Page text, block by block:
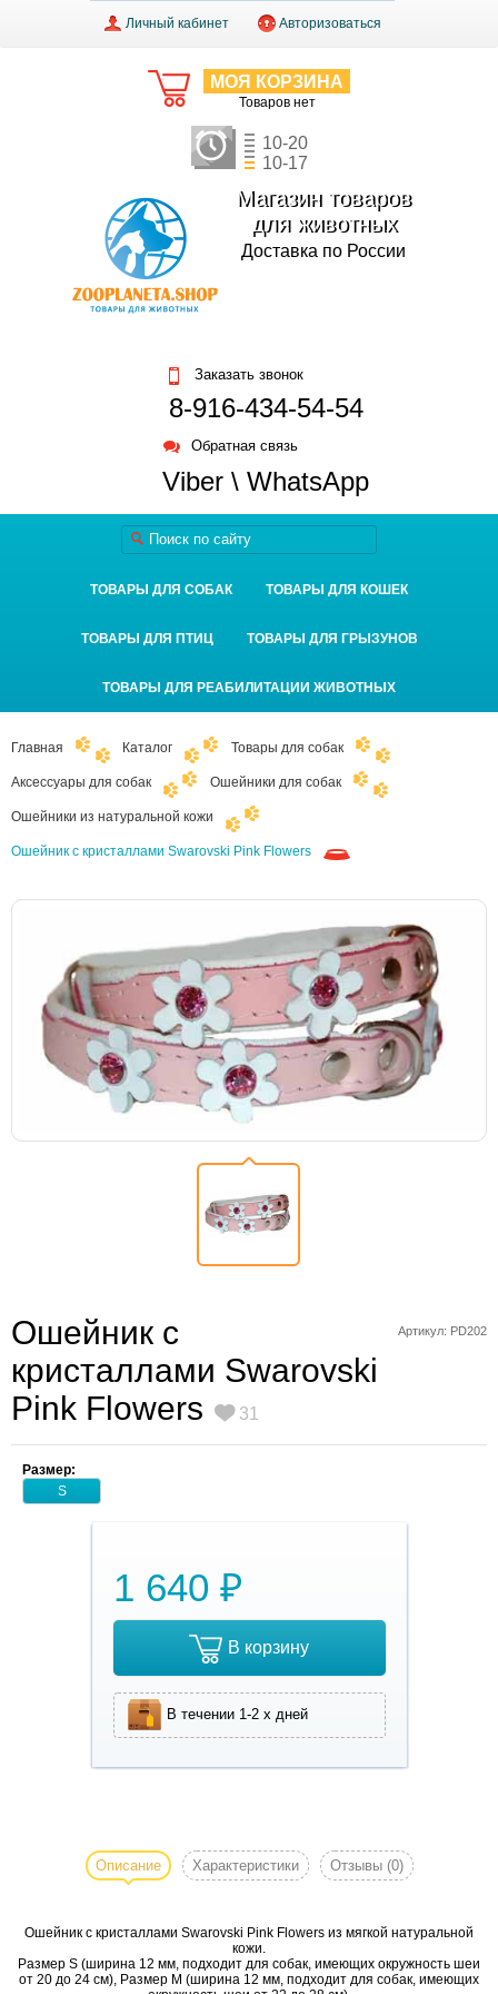
Личный кабинет Авторизоваться
МОЯ КОРЗИНА
Товаров нет
10-20
10-17
Магазин товаров
для животных
Доставка по России
Заказать звонок
8-916-434-54-54
Обратная связь
Viber \ WhatsApp
ТОВАРЫ ДЛЯ СОБАК ТОВАРЫ ДЛЯ КОШЕК
ТОВАРЫ ДЛЯ ПТИЦ ТОВАРЫ ДЛЯ ГРЫЗУНОВ
ТОВАРЫ ДЛЯ РЕАБИЛИТАЦИИ ЖИВОТНЫХ
Главная Каталог Товары для собак
Аксессуары для собак Ошейники для собак
Ошейники из натуральной кожи
Ошейник с кристаллами Swarovski Pink Flowers
Артикул: PD202
Ошейник с
кристаллами Swarovski
Pink Flowers
31
Размер:
S
1 640 ₽
В корзину
В течении 1-2 х дней
Pink Flowers
натуральной
кожи.
Размер S
Описание Характеристики Отзывы (0)
Ошейник с кристаллами Swarovski Pink Flowers из мягкой натуральной
кожи.
Размер S (ширина 12 мм, подходит для собак, имеющих окружность шеи
от 20 до 24 см), Размер М (ширина 12 мм, подходит для собак, имеющих